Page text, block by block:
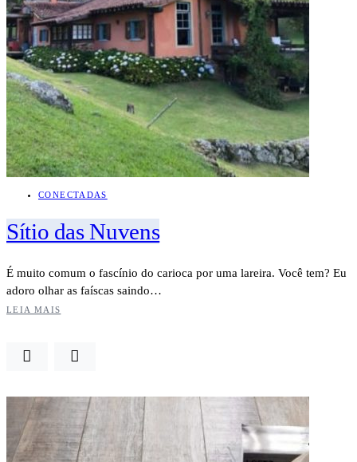
CONECTADAS
Sítio das Nuvens
É muito comum o fascínio do carioca por uma lareira. Você tem? Eu
adoro olhar as faíscas saindo…
LEIA MAIS